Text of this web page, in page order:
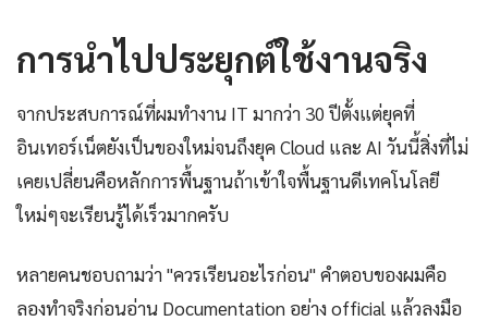
การนำไปประยุกต์ใช้งานจริง
จากประสบการณ์ที่ผมทำงาน IT มากว่า 30 ปีตั้งแต่ยุคที่
อินเทอร์เน็ตยังเป็นของใหม่จนถึงยุค Cloud และ AI วันนี้สิ่งที่ไม่
เคยเปลี่ยนคือหลักการพื้นฐานถ้าเข้าใจพื้นฐานดีเทคโนโลยี
ใหม่ๆจะเรียนรู้ได้เร็วมากครับ
หลายคนชอบถามว่า "ควรเรียนอะไรก่อน" คำตอบของผมคือ
ลองทำจริงก่อนอ่าน Documentation อย่าง official แล้วลงมือ